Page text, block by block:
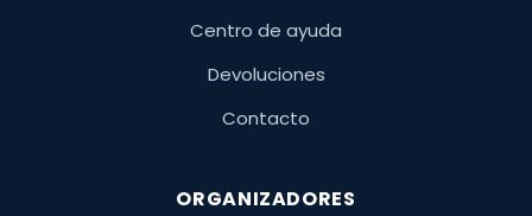
Centro de ayuda
Devoluciones
Contacto
ORGANIZADORES